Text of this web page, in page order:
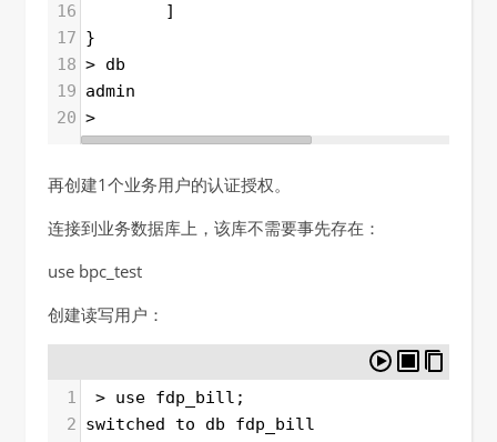
16
        ]
17 }
18 > db
19 admin
20 >
再创建1个业务用户的认证授权。
连接到业务数据库上，该库不需要事先存在：
use bpc_test
创建读写用户：
1 > use fdp_bill ;
2 switched to db
fdp_bill